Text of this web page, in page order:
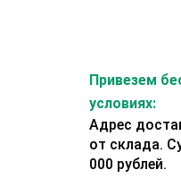
Привезем
условиях:
Адрес
от склада.
000 рублей.